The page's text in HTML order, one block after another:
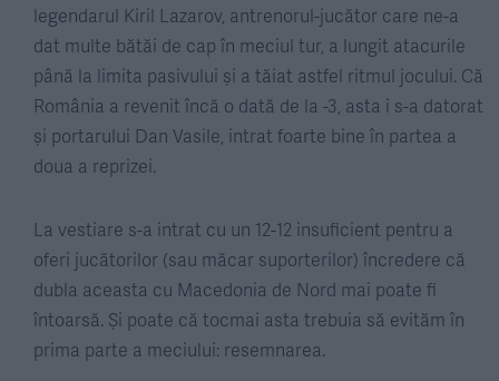
legendarul Kiril Lazarov, antrenorul-jucător care ne-a
dat multe bătăi de cap în meciul tur, a lungit atacurile
până la limita pasivului și a tăiat astfel ritmul jocului. Că
România a revenit încă o dată de la -3, asta i s-a datorat
și portarului Dan Vasile, intrat foarte bine în partea a
doua a reprizei.
La vestiare s-a intrat cu un 12-12 insuficient pentru a
oferi jucătorilor (sau măcar suporterilor) încredere că
dubla aceasta cu Macedonia de Nord mai poate fi
întoarsă. Și poate că tocmai asta trebuia să evităm în
prima parte a meciului: resemnarea.